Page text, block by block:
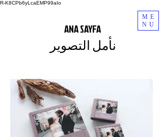
R-K8CPb6yLcaEMP99aIo
ME
NU
نأمل التصوير
ANA SAYFA